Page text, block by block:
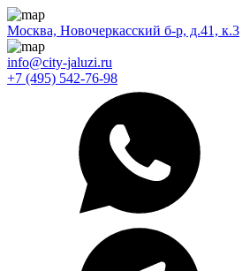
Москва, Новочеркасский б-р, д.41, к.3
info@city-jaluzi.ru
+7 (495) 542-76-98